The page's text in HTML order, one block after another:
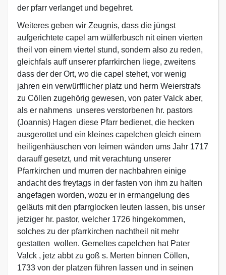
der pfarr verlanget und begehret.
Weiteres geben wir Zeugnis, dass die jüngst
aufgerichtete capel am wülferbusch nit einen vierten
theil von einem viertel stund, sondern also zu reden,
gleichfals auff unserer pfarrkirchen liege, zweitens
dass der der Ort, wo die capel stehet, vor wenig
jahren ein verwürfflicher platz und herrn Weierstrafs
zu Cöllen zugehörig gewesen, von pater Valck aber,
als er nahmens unseres verstorbenen hr. pastors
(Joannis) Hagen diese Pfarr bedienet, die hecken
ausgerottet und ein kleines capelchen gleich einem
heiligenhäuschen von leimen wänden ums Jahr 1717
darauff gesetzt, und mit verachtung unserer
Pfarrkirchen und murren der nachbahren einige
andacht des freytags in der fasten von ihm zu halten
angefagen worden, wozu er in ermangelung des
geläuts mit den pfarrglocken leuten lassen, bis unser
jetziger hr. pastor, welcher 1726 hingekommen,
solches zu der pfarrkirchen nachtheil nit mehr
gestatten wollen. Gemeltes capelchen hat Pater
Valck , jetz abbt zu goß s. Merten binnen Cöllen,
1733 von der platzen führen lassen und in seinen